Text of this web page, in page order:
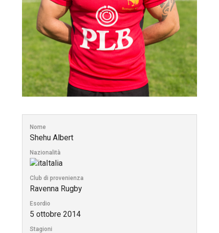
Nome
Shehu Albert
Nazionalità
Italia
Club di provenienza
Ravenna Rugby
Esordio
5 ottobre 2014
Stagioni